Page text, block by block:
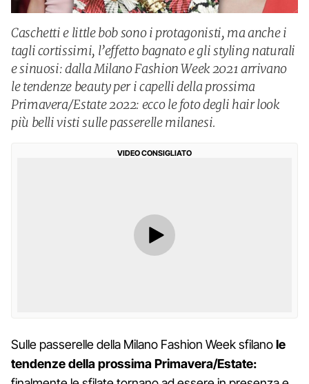
Caschetti e little bob sono i protagonisti, ma anche i
tagli cortissimi, l’effetto bagnato e gli styling naturali
e sinuosi: dalla Milano Fashion Week 2021 arrivano
le tendenze beauty per i capelli della prossima
Primavera/Estate 2022: ecco le foto degli hair look
più belli visti sulle passerelle milanesi.
VIDEO CONSIGLIATO
Sulle passerelle della Milano Fashion Week sfilanole
tendenze della prossima Primavera/Estate: